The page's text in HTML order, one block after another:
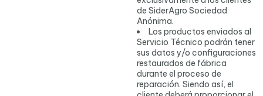
de SiderAgro Sociedad
Anónima.
Los productos enviados al
Servicio Técnico podrán tener
sus datos y/o configuraciones
restaurados de fábrica
durante el proceso de
reparación. Siendo así, el